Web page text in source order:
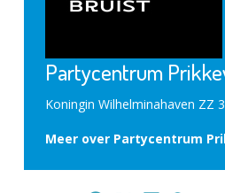
Partycentrum
Koningin Wilhelminahaven ZZ
Meer over Partycentrum